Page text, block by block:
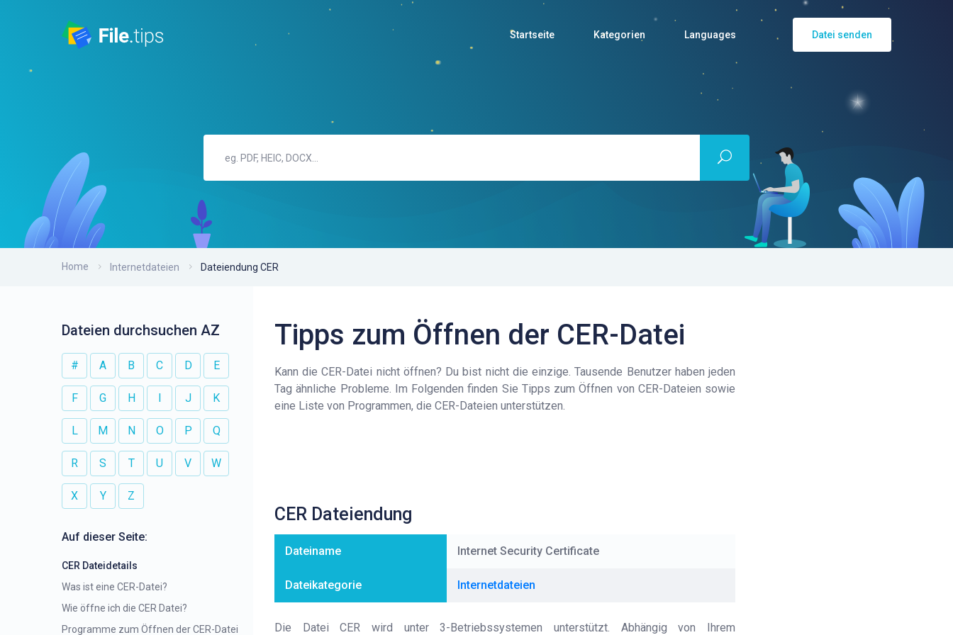
Startseite Kategorien Languages Datei senden
Home Internetdateien Dateiendung CER
Dateien durchsuchen AZ
# A B C D E
F G H I J K
L M N O P Q
R S T U V W
X Y Z
Auf dieser Seite:
CER Dateidetails
Was ist eine CER-Datei?
Wie öffne ich die CER Datei?
Programme zum Öffnen der CER-Datei
Tipps zum Öffnen der CER-Datei
Kann die CER-Datei nicht öffnen? Du bist nicht die einzige. Tausende Benutzer haben jeden
Tag ähnliche Probleme. Im Folgenden finden Sie Tipps zum Öffnen von CER-Dateien sowie
eine Liste von Programmen, die CER-Dateien unterstützen.
CER Dateiendung
Dateiname Internet Security Certificate
Dateikategorie Internetdateien
Die Datei CER wird unter 3-Betriebssystemen unterstützt. Abhängig von Ihrem